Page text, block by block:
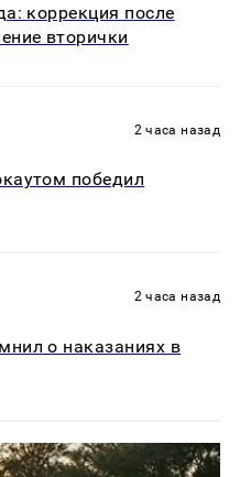
коррекция после
вторички
2 часа назад
победил
2 часа назад
о наказаниях в